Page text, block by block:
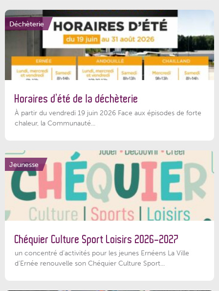
Déchèterie
Horaires d’été de la déchèterie
À partir du vendredi 19 juin 2026 Face aux épisodes de forte
chaleur, la Communauté...
Jeunesse
Chéquier Culture Sport Loisirs 2026-2027
un concentré d’activités pour les jeunes Ernéens La Ville
d’Ernée renouvelle son Chéquier Culture Sport...